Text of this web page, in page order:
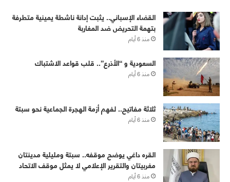
القضاء الإسباني.. يثبت إدانة ناشطة يمينية متطرفة
بتهمة التحريض ضد المغاربة
منذ 6 أيام
‏⁧‫السعودية‬⁩ و “الأذرع”.. قلب قواعد الاشتباك
منذ 6 أيام
ثلاثة مفاتيح.. لفهم أزمة الهجرة الجماعية نحو سبتة
منذ 6 أيام
القره داغي يوضح موقفه.. سبتة ومليلية مدينتان
مغربيتان والتقرير الإعلامي لا يمثل موقف الاتحاد
منذ 6 أيام